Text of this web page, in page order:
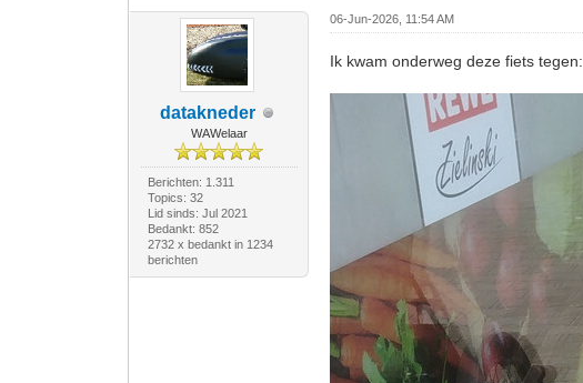
datakneder
WAWelaar
Berichten: 1.311
Topics: 32
Lid sinds: Jul 2021
Bedankt: 852
2732 x bedankt in 1234
berichten
06-Jun-2026, 11:54 AM
Ik kwam onderweg deze fiets tegen: